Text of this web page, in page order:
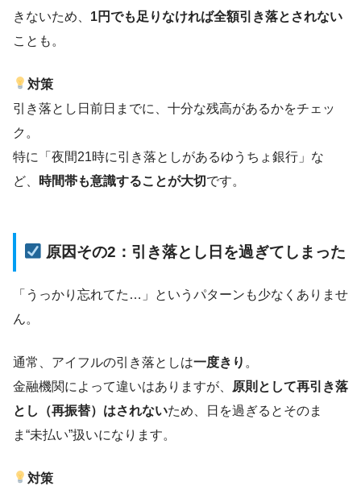
きないため、 1円でも足りなければ全額引き落とされない
ことも。
対策
引き落とし日前日までに、十分な残高があるかをチェッ
ク。
特に「夜間21時に引き落としがあるゆうちょ銀行」な
ど、
時間帯も意識することが大切 です。
原因その2：引き落とし日を過ぎてしまった
「うっかり忘れてた…」というパターンも少なくありませ
ん。
通常、アイフルの引き落としは一度きり 。
金融機関によって違いはありますが、
原則として再引き落
とし（再振替）はされないため、日を過ぎるとそのま
ま“未払い”扱いになります。
対策